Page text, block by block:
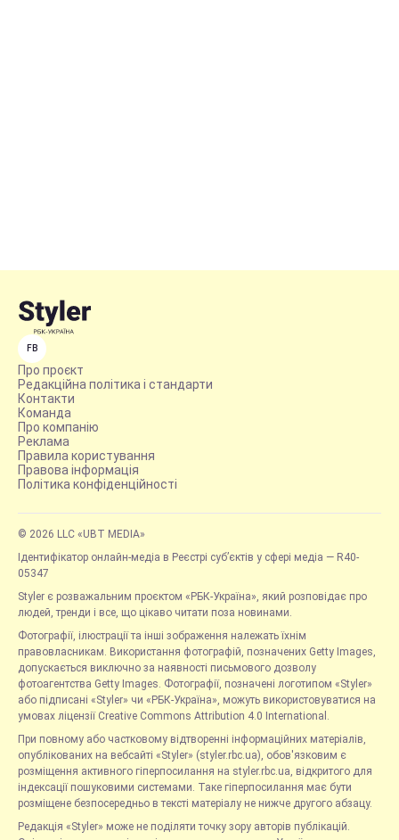
FB
Про проєкт
Редакційна політика і стандарти
Контакти
Команда
Про компанію
Реклама
Правила користування
Правова інформація
Політика конфіденційності
© 2026 LLC «UBT MEDIA»
Ідентифікатор онлайн-медіа в Реєстрі суб’єктів у сфері медіа — R40-
05347
Styler є розважальним проєктом «РБК-Україна», який розповідає про
людей, тренди і все, що цікаво читати поза новинами.
Фотографії, ілюстрації та інші зображення належать їхнім
правовласникам. Використання фотографій, позначених Getty Images,
допускається виключно за наявності письмового дозволу
фотоагентства Getty Images. Фотографії, позначені логотипом «Styler»
або підписані «Styler» чи «РБК-Україна», можуть використовуватися на
умовах ліцензії Creative Commons Attribution 4.0 International.
При повному або частковому відтворенні інформаційних матеріалів,
опублікованих на вебсайті «Styler» (styler.rbc.ua), обов'язковим є
розміщення активного гіперпосилання на styler.rbc.ua, відкритого для
індексації пошуковими системами. Таке гіперпосилання має бути
розміщене безпосередньо в тексті матеріалу не нижче другого абзацу.
Редакція «Styler» може не поділяти точку зору авторів публікацій.